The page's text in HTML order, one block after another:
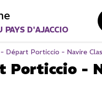
D'AJACCIO
Départ Porticcio - Navire
Porticcio -